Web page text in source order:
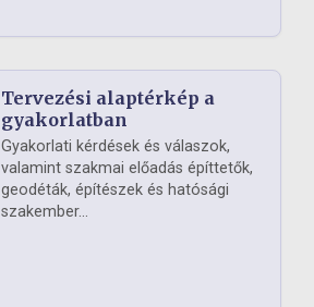
Tervezési alaptérkép a
gyakorlatban
Gyakorlati kérdések és válaszok,
valamint szakmai előadás építtetők,
geodéták, építészek és hatósági
szakember...